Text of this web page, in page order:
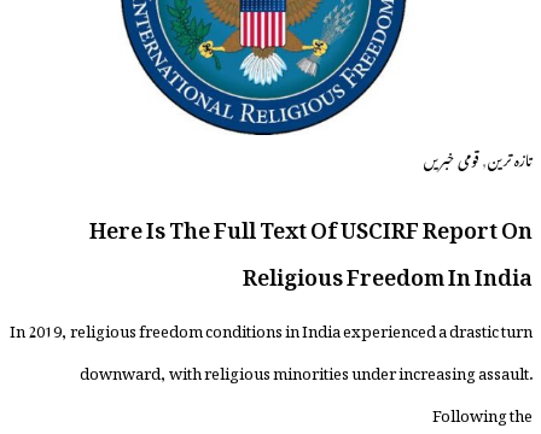
تازہ ترین,قومی خبریں
Here Is The Full Text Of USCIRF Report On
Religious Freedom In India
In 2019, religious freedom conditions in India experienced a drastic turn
downward, with religious minorities under increasing assault.
Following the